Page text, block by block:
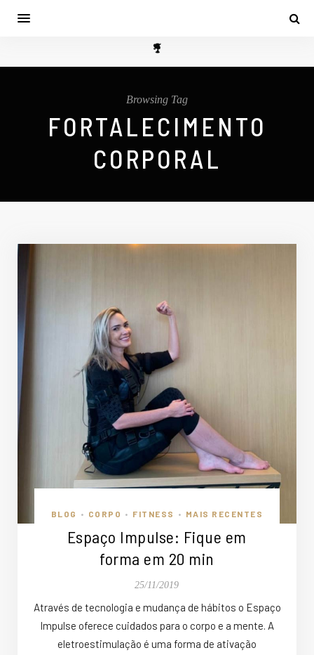
Browsing Tag
FORTALECIMENTO
CORPORAL
BLOG • CORPO • FITNESS • MAIS RECENTES
Espaço Impulse: Fique em
forma em 20 min
25/11/2019
Através de tecnologia e mudança de hábitos o Espaço
Impulse oferece cuidados para o corpo e a mente. A
eletroestimulação é uma forma de ativação